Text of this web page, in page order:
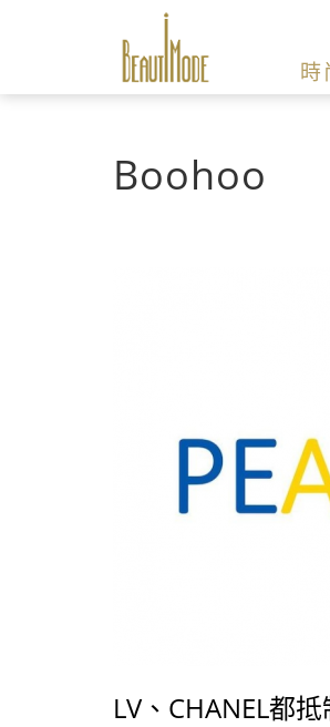
時
Boohoo
LV、CHANEL都